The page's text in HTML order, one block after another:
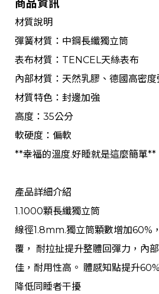
商品資訊
材質說明
彈簧材質：中鋼長纖獨立筒
表布材質：TENCEL天絲表布
內部材質：天然乳膠、德國高密度
材質特色：封邊加強
高度：35公分
軟硬度：偏軟
**幸福的溫度.好睡就是這麼簡單**
產品詳細介紹
1.1000顆長纖獨立筒
線徑1.8mm.獨立筒顆數增加60%
覆， 耐拉扯提升整體回彈力，內
佳，耐用性高。 體感知點提升
降低同睡者干擾